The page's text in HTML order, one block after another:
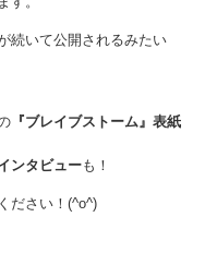
続いて公開されるみたい
『ブレイブストーム』表紙
ンタビューも！
ださい！(^o^)